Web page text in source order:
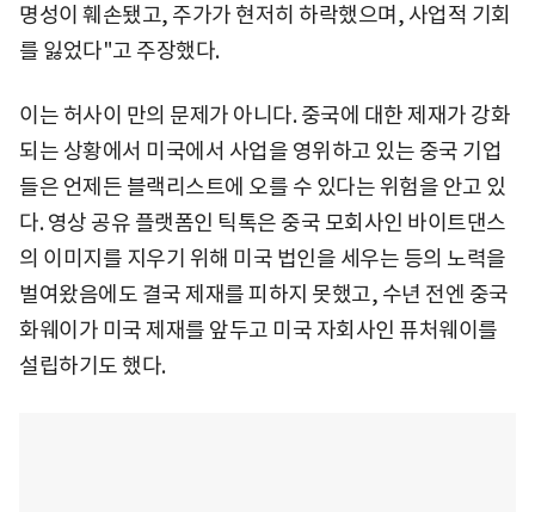
명성이 훼손됐고, 주가가 현저히 하락했으며, 사업적 기회
를 잃었다"고 주장했다.
이는 허사이 만의 문제가 아니다. 중국에 대한 제재가 강화
되는 상황에서 미국에서 사업을 영위하고 있는 중국 기업
들은 언제든 블랙리스트에 오를 수 있다는 위험을 안고 있
다. 영상 공유 플랫폼인 틱톡은 중국 모회사인 바이트댄스
의 이미지를 지우기 위해 미국 법인을 세우는 등의 노력을
벌여왔음에도 결국 제재를 피하지 못했고, 수년 전엔 중국
화웨이가 미국 제재를 앞두고 미국 자회사인 퓨처웨이를
설립하기도 했다.